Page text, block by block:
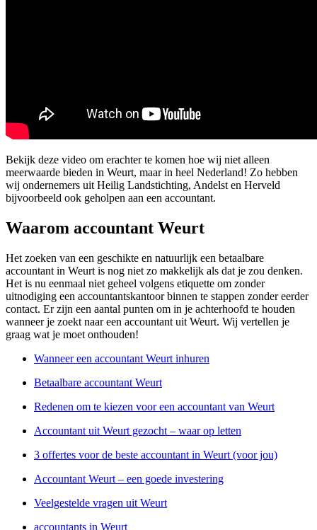
Bekijk deze video om erachter te komen hoe wij niet alleen
meerwaarde bieden in Weurt, maar in heel Nederland! Zo hebben
wij ondernemers uit Heilig Landstichting, Andelst en Herveld
bijvoorbeeld ook geholpen aan een accountant.
Waarom accountant Weurt
Het zoeken van een geschikte en natuurlijk een betaalbare
accountant in Weurt is nog niet zo makkelijk als dat je zou denken.
Het is nu eenmaal niet geheel volgens etiquette om zonder
uitnodiging een accountantskantoor binnen te stappen zonder eerder
contact. Er zijn een aantal punten om in je achterhoofd te houden
wanneer je zoekt naar een accountant uit Weurt. Wij vertellen je
graag wat je moet onthouden!
Wanneer een accountant Weurt inhuren
Betaalbare accountant Weurt
Redenen om te kiezen voor een accountant van Weurt
Accountant uit Weurt gezocht – waar op letten
3 offertes voor de beste accountant in Weurt (voor jou)
Accountant Weurt – een goede investering
Veelgestelde vragen uit Weurt
accountants in Weurt